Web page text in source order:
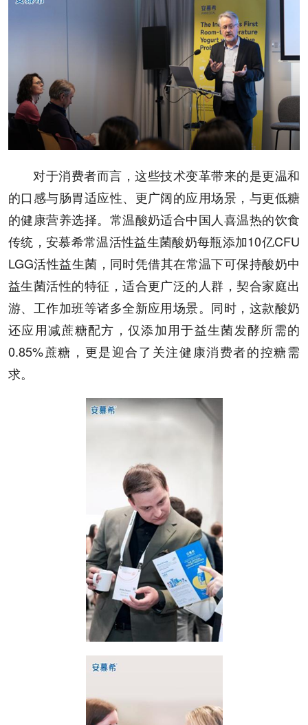
对于消费者而言，这些技术变革带来的是更温和
的口感与肠胃适应性、更广阔的应用场景，与更低糖
的健康营养选择。常温酸奶适合中国人喜温热的饮食
传统，安慕希常温活性益生菌酸奶每瓶添加10亿CFU
LGG活性益生菌，同时凭借其在常温下可保持酸奶中
益生菌活性的特征，适合更广泛的人群，契合家庭出
游、工作加班等诸多全新应用场景。同时，这款酸奶
还应用减蔗糖配方，仅添加用于益生菌发酵所需的
0.85%蔗糖，更是迎合了关注健康消费者的控糖需
求。